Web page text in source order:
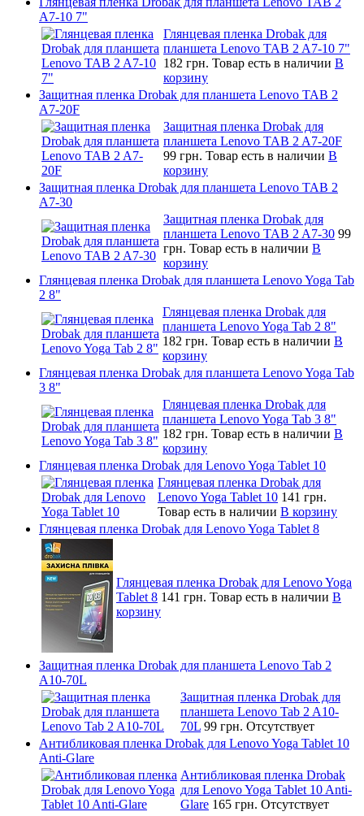
A7-10 7"
Глянцевая пленка Drobak для
планшета Lenovo TAB 2 A7-10 7"
182 грн. Товар есть в наличии В
корзину
Защитная пленка Drobak для планшета Lenovo TAB 2
A7-20F
Защитная пленка Drobak для
планшета Lenovo TAB 2 A7-20F
99 грн. Товар есть в наличии В
корзину
Защитная пленка Drobak для планшета Lenovo TAB 2
A7-30
Защитная пленка Drobak для
планшета Lenovo TAB 2 A7-30 99
грн. Товар есть в наличии В
корзину
Глянцевая пленка Drobak для планшета Lenovo Yoga Tab
2 8"
Глянцевая пленка Drobak для
планшета Lenovo Yoga Tab 2 8"
182 грн. Товар есть в наличии В
корзину
Глянцевая пленка Drobak для планшета Lenovo Yoga Tab
3 8"
Глянцевая пленка Drobak для
планшета Lenovo Yoga Tab 3 8"
182 грн. Товар есть в наличии В
корзину
Глянцевая пленка Drobak для Lenovo Yoga Tablet 10
Глянцевая пленка Drobak для
Lenovo Yoga Tablet 10 141 грн.
Товар есть в наличии В корзину
Глянцевая пленка Drobak для Lenovo Yoga Tablet 8
Глянцевая пленка Drobak для Lenovo Yoga
Tablet 8 141 грн. Товар есть в наличии В
корзину
Защитная пленка Drobak для планшета Lenovo Tab 2
A10-70L
Защитная пленка Drobak для
планшета Lenovo Tab 2 A10-
70L 99 грн. Отсутствует
Антибликовая пленка Drobak для Lenovo Yoga Tablet 10
Anti-Glare
Антибликовая пленка Drobak
для Lenovo Yoga Tablet 10 Anti-
Glare 165 грн. Отсутствует